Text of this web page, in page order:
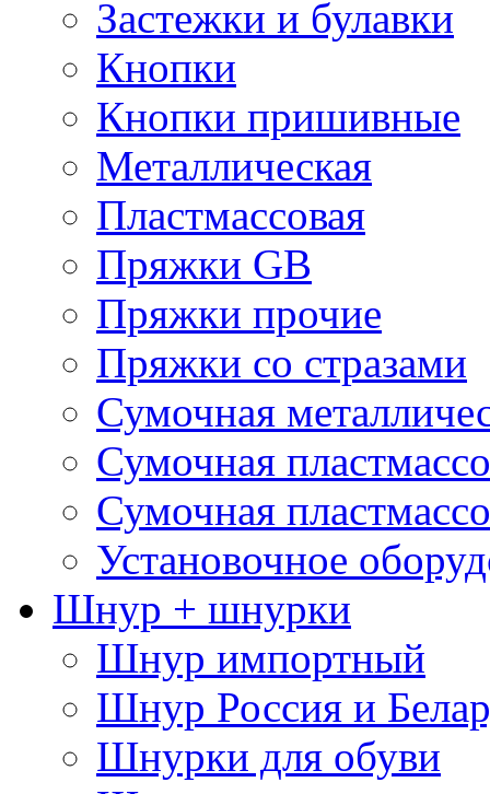
Застежки и булавки
Кнопки
Кнопки пришивные
Металлическая
Пластмассовая
Пряжки GB
Пряжки прочие
Пряжки со стразами
Сумочная
Сумочная
Сумочная
Установочное
Шнур + шнурки
Шнур импортный
Шнур Россия и
Шнурки для обуви